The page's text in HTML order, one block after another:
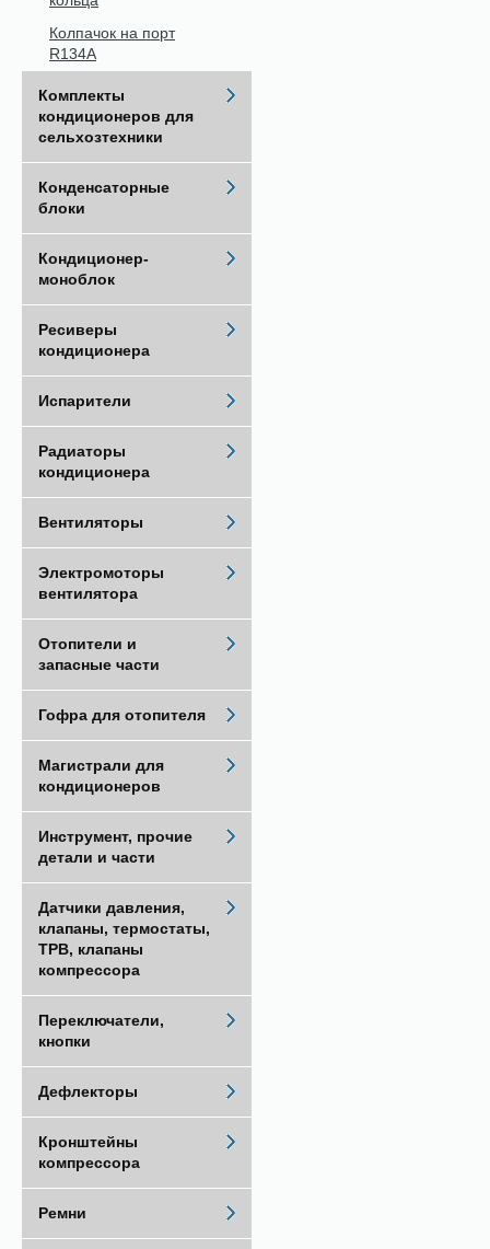
Колпачок на порт
R134A
Комплекты
кондиционеров для
сельхозтехники
Конденсаторные
блоки
Кондиционер-
моноблок
Ресиверы
кондиционера
Испарители
Радиаторы
кондиционера
Вентиляторы
Электромоторы
вентилятора
Отопители и
запасные части
Гофра для отопителя
Магистрали для
кондиционеров
Инструмент, прочие
детали и части
Датчики давления,
клапаны, термостаты,
ТРВ, клапаны
компрессора
Переключатели,
кнопки
Дефлекторы
Кронштейны
компрессора
Ремни